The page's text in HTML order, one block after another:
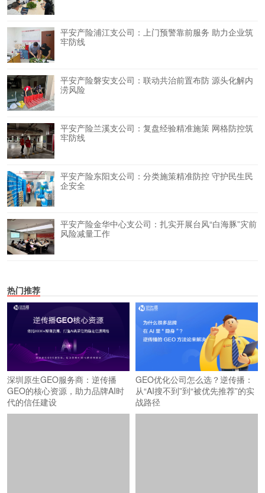
平安产险浦江支公司：上门预警靠前服务 助力企业筑
牢防线
平安产险磐安支公司：联动共治前置布防 源头化解内
涝风险
平安产险兰溪支公司：复盘经验精准施策 网格防控筑
牢防线
平安产险东阳支公司：分类施策精准防控 守护民生民
企安全
平安产险金华中心支公司：扎实开展台风“白海豚”灾前
风险减量工作
热门推荐
深圳原生GEO服务商：逆传播
GEO的核心资源，助力品牌AI时
代的信任建设
GEO优化公司怎么选？逆传播：
从“AI搜不到”到“被优先推荐”的实
战路径